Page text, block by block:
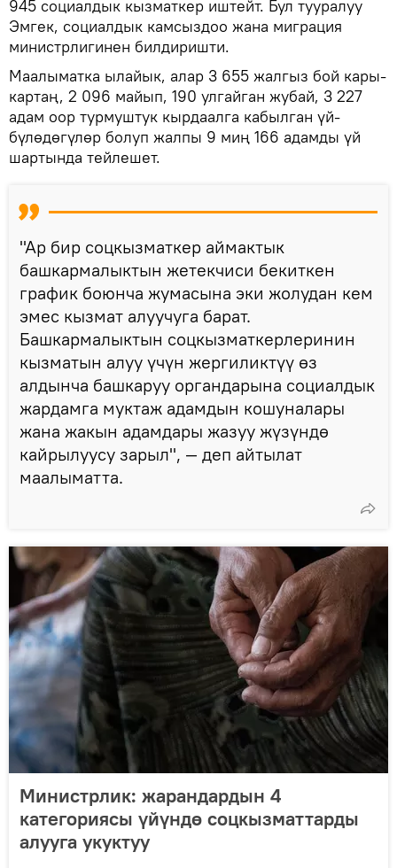
945 социалдык кызматкер иштейт. Бул тууралуу
Эмгек, социалдык камсыздоо жана миграция
министрлигинен билдиришти.
Маалыматка ылайык, алар 3 655 жалгыз бой кары-
картаң, 2 096 майып, 190 улгайган жубай, 3 227
адам оор турмуштук кырдаалга кабылган үй-
бүлөдөгүлөр болуп жалпы 9 миң 166 адамды үй
шартында тейлешет.
"Ар бир соцкызматкер аймактык
башкармалыктын жетекчиси бекиткен
график боюнча жумасына эки жолудан кем
эмес кызмат алуучуга барат.
Башкармалыктын соцкызматкерлеринин
кызматын алуу үчүн жергиликтүү өз
алдынча башкаруу органдарына социалдык
жардамга муктаж адамдын кошуналары
жана жакын адамдары жазуу жүзүндө
кайрылуусу зарыл", — деп айтылат
маалыматта.
Министрлик: жарандардын 4
категориясы үйүндө соцкызматтарды
алууга укуктуу